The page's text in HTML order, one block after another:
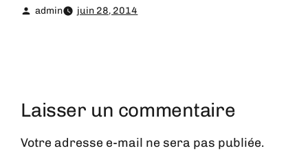
admin juin 28, 2014
Laisser un commentaire
Votre adresse e-mail ne sera pas publiée.